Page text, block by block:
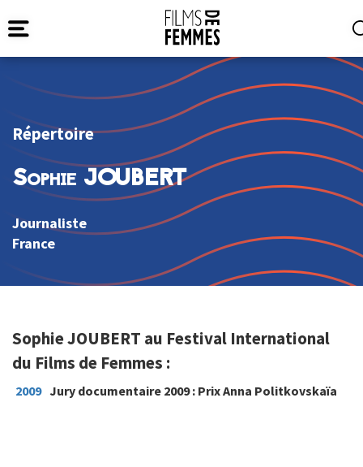
Répertoire
Sophie JOUBERT
Journaliste
France
Sophie JOUBERT au Festival International
du Films de Femmes :
2009 Jury documentaire 2009 : Prix Anna Politkovskaïa